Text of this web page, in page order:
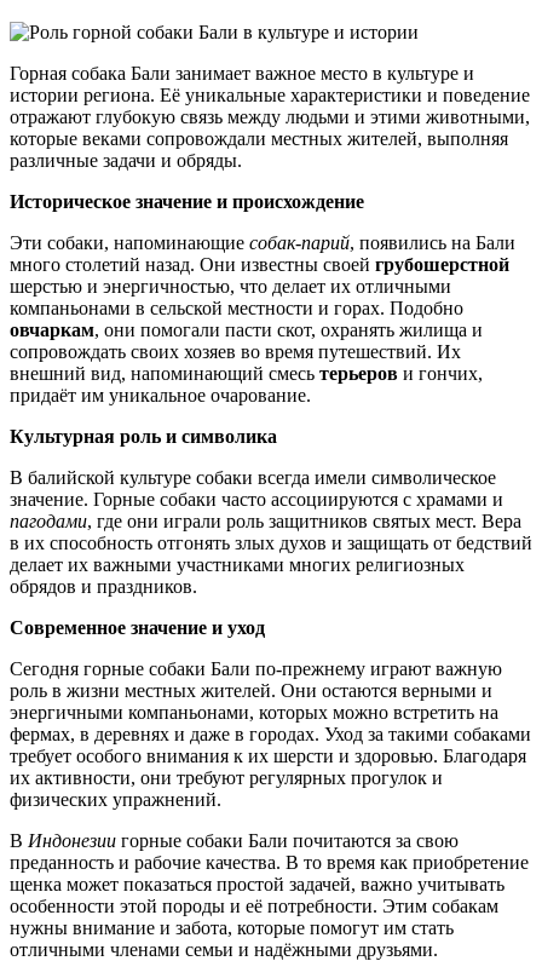
Горная собака Бали занимает важное место в культуре и
истории региона. Её уникальные характеристики и поведение
отражают глубокую связь между людьми и этими животными,
которые веками сопровождали местных жителей, выполняя
различные задачи и обряды.
Историческое значение и происхождение
Эти собаки, напоминающие собак-парий, появились на Бали
много столетий назад. Они известны своей грубошерстной
шерстью и энергичностью, что делает их отличными
компаньонами в сельской местности и горах. Подобно
овчаркам, они помогали пасти скот, охранять жилища и
сопровождать своих хозяев во время путешествий. Их
внешний вид, напоминающий смесь терьеров и гончих,
придаёт им уникальное очарование.
Культурная роль и символика
В балийской культуре собаки всегда имели символическое
значение. Горные собаки часто ассоциируются с храмами и
пагодами, где они играли роль защитников святых мест. Вера
в их способность отгонять злых духов и защищать от бедствий
делает их важными участниками многих религиозных
обрядов и праздников.
Современное значение и уход
Сегодня горные собаки Бали по-прежнему играют важную
роль в жизни местных жителей. Они остаются верными и
энергичными компаньонами, которых можно встретить на
фермах, в деревнях и даже в городах. Уход за такими собаками
требует особого внимания к их шерсти и здоровью. Благодаря
их активности, они требуют регулярных прогулок и
физических упражнений.
В Индонезии горные собаки Бали почитаются за свою
преданность и рабочие качества. В то время как приобретение
щенка может показаться простой задачей, важно учитывать
особенности этой породы и её потребности. Этим собакам
нужны внимание и забота, которые помогут им стать
отличными членами семьи и надёжными друзьями.